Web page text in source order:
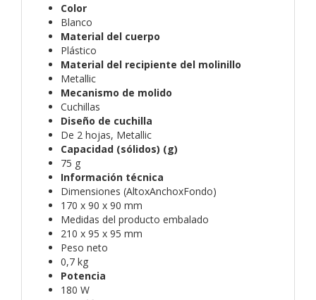
Color
Blanco
Material del cuerpo
Plástico
Material del recipiente del molinillo
Metallic
Mecanismo de molido
Cuchillas
Diseño de cuchilla
De 2 hojas, Metallic
Capacidad (sólidos) (g)
75 g
Información técnica
Dimensiones (AltoxAnchoxFondo)
170 x 90 x 90 mm
Medidas del producto embalado
210 x 95 x 95 mm
Peso neto
0,7 kg
Potencia
180 W